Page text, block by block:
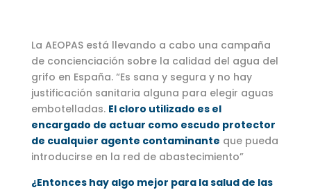
La AEOPAS está llevando a cabo una campaña
de concienciación sobre la calidad del agua del
grifo en España. “Es sana y segura y no hay
justificación sanitaria alguna para elegir aguas
embotelladas. El cloro utilizado es el
encargado de actuar como escudo protector
de cualquier agente contaminante que pueda
introducirse en la red de abastecimiento”
¿Entonces hay algo mejor para la salud de las